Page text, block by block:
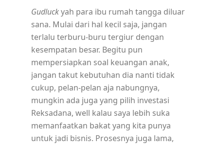
Gudluckyah para ibu rumah tangga diluar
sana. Mulai dari hal kecil saja, jangan
terlalu terburu-buru tergiur dengan
kesempatan besar. Begitu pun
mempersiapkan soal keuangan anak,
jangan takut kebutuhan dia nanti tidak
cukup, pelan-pelan aja nabungnya,
mungkin ada juga yang pilih investasi
Reksadana, well kalau saya lebih suka
memanfaatkan bakat yang kita punya
untuk jadi bisnis. Prosesnya juga lama,